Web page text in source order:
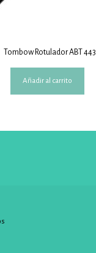
Tombow Rotulador ABT 443
Añadir al carrito